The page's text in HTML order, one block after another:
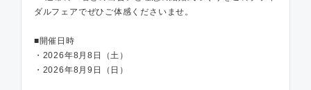
ダルフェアでぜひご体感くださいませ。
■開催日時
・2026年8月8日（土）
・2026年8月9日（日）